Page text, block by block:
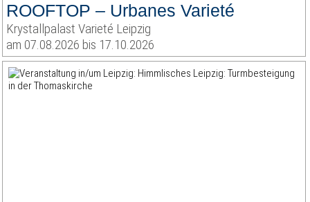
ROOFTOP – Urbanes Varieté
Krystallpalast Varieté Leipzig
am 07.08.2026 bis 17.10.2026